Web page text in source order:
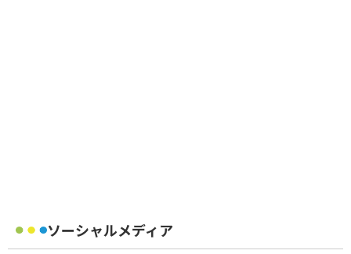
ソーシャルメディア